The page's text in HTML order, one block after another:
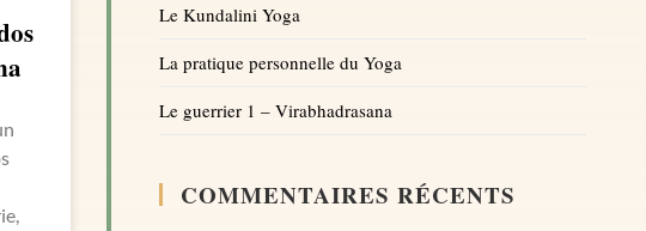
Le Kundalini Yoga
La pratique personnelle du Yoga
Le guerrier 1 – Virabhadrasana
COMMENTAIRES RÉCENTS